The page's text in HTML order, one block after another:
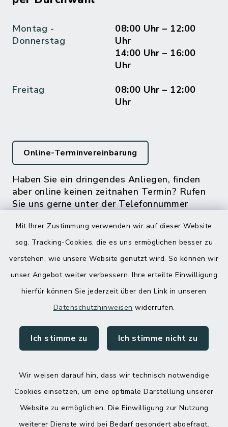
Mit Ihrer Zustimmung verwenden wir auf dieser Website
sog. Tracking-Cookies, die es uns ermöglichen besser zu
verstehen, wie unsere Website genutzt wird. So können wir
unser Angebot weiter verbessern. Ihre erteilte Einwilligung
hierfür können Sie jederzeit über den Link in unseren
Datenschutzhinweisen widerrufen.
Ich stimme zu Ich stimme nicht zu
Wir weisen darauf hin, dass wir technisch notwendige
Cookies einsetzen, um eine optimale Darstellung unserer
Website zu ermöglichen. Die Einwilligung zur Nutzung
weiterer Dienste wird bei Bedarf gesondert abgefragt.
Montag -
Donnerstag
08:00 Uhr – 12:00
Uhr
14:00 Uhr – 16:00
Uhr
Freitag
08:00 Uhr – 12:00
Uhr
Online-Terminvereinbarung
Haben Sie ein dringendes Anliegen, finden
aber online keinen zeitnahen Termin? Rufen
Sie uns gerne unter der Telefonnummer
Kontakt
Datenschutz
Impressum